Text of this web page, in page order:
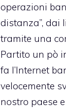
operazioni
distanza”, dai
tramite una
Partito un pò
fa l’Internet
velocemente
nostro paese